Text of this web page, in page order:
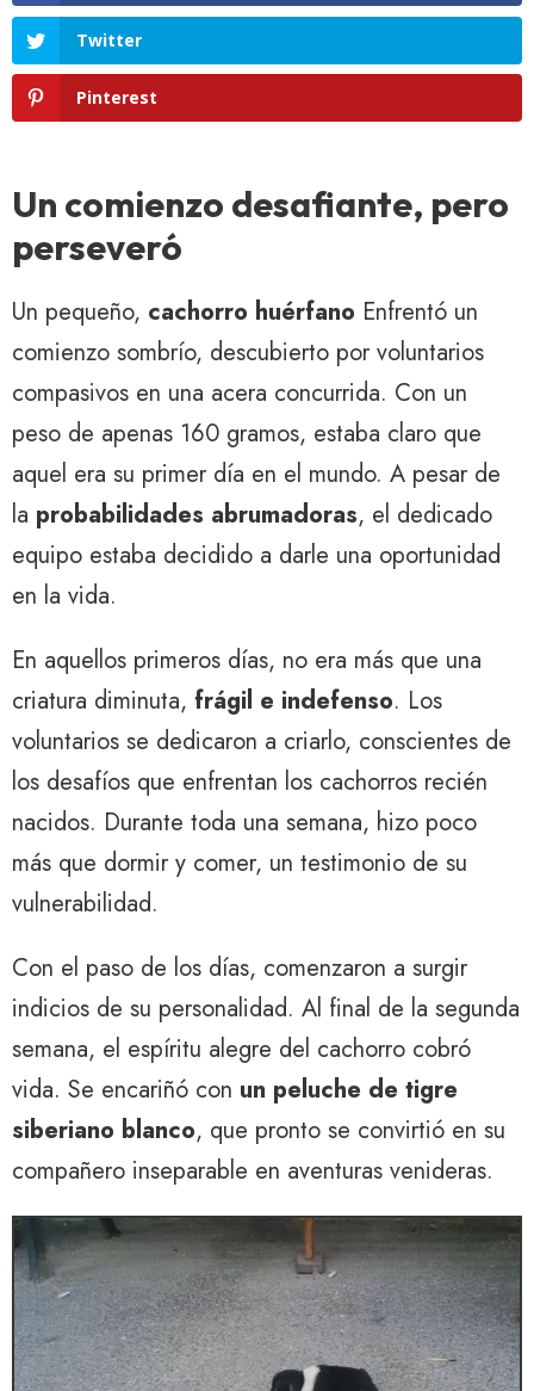
Twitter
Pinterest
Un comienzo desafiante, pero
perseveró
Un pequeño, cachorro huérfano Enfrentó un
comienzo sombrío, descubierto por voluntarios
compasivos en una acera concurrida. Con un
peso de apenas 160 gramos, estaba claro que
aquel era su primer día en el mundo. A pesar de
la probabilidades abrumadoras, el dedicado
equipo estaba decidido a darle una oportunidad
en la vida.
En aquellos primeros días, no era más que una
criatura diminuta, frágil e indefenso. Los
voluntarios se dedicaron a criarlo, conscientes de
los desafíos que enfrentan los cachorros recién
nacidos. Durante toda una semana, hizo poco
más que dormir y comer, un testimonio de su
vulnerabilidad.
Con el paso de los días, comenzaron a surgir
indicios de su personalidad. Al final de la segunda
semana, el espíritu alegre del cachorro cobró
vida. Se encariñó con un peluche de tigre
siberiano blanco, que pronto se convirtió en su
compañero inseparable en aventuras venideras.